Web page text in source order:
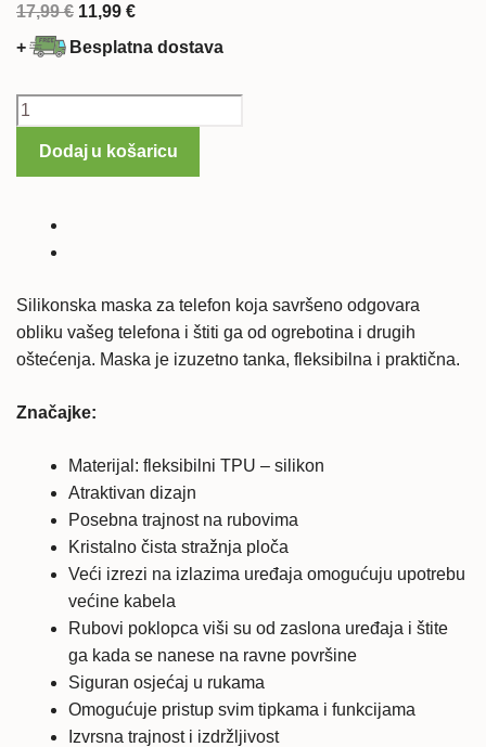
17,99€ Izvorna
cijena
je:
11,99 €Trenutna
cijena
11,99 €.
+ Besplatna dostava
LG
silikonska
Dodaj u košaricu
Silikonska maska za telefon koja savršeno odgovara
obliku vašeg telefona i štiti ga od ogrebotina i drugih
oštećenja. Maska je izuzetno tanka, fleksibilna i praktična.
Značajke:
Materijal: fleksibilni TPU – silikon
Atraktivan dizajn
Posebna trajnost na rubovima
Kristalno čista stražnja ploča
Veći izrezi na izlazima uređaja omogućuju upotrebu
većine kabela
Rubovi poklopca viši su od zaslona uređaja i štite
ga kada se nanese na ravne površine
Siguran osjećaj u rukama
Omogućuje pristup svim tipkama i funkcijama
Izvrsna trajnost i izdržljivost